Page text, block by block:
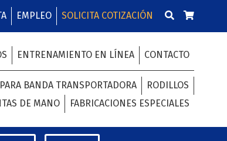
EMPLEO SOLICITA COTIZACIÓN
ENTRENAMIENTO EN LÍNEA CONTACTO
BANDA TRANSPORTADORA
RODILLOS
DE MANO
FABRICACIONES ESPECIALES